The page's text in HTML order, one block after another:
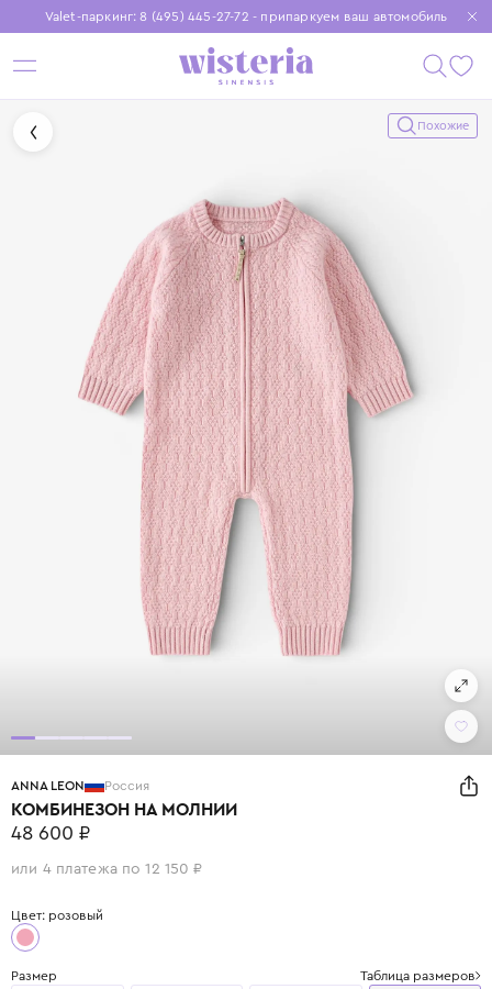
Valet-паркинг: 8 (495) 445-27-72 - припаркуем ваш автомобиль
Бесплатная доставка при заказе от 15 000 ₽
Установите приложение, чтобы покупки были еще удобнее
Похожие
ANNA LEON Россия
КОМБИНЕЗОН НА МОЛНИИ
48 600 ₽
или 4 платежа по 12 150 ₽
Цвет: розовый
Размер Таблица размеров